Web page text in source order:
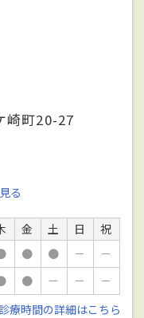
崎町20-27
る
金 土 日
祝
● ● －
－
● － －
－
診療時間の詳細はこちら